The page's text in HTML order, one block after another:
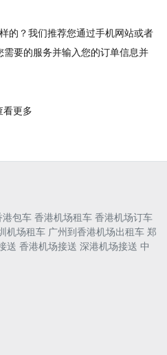
的？我们推荐您通过手机网站或者
要的服务并输入您的订单信息并
看更多
港包车 香港机场租车 香港机场订车
机场租车 广州到香港机场出租车 郑
送 香港机场接送 深港机场接送 中